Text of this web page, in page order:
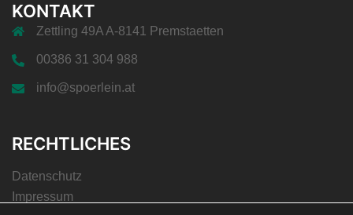
KONTAKT
Zettling 49A A-8141 Premstaetten
00386 31 304 988
info@spoerlein.at
RECHTLICHES
Datenschutz
Impressum